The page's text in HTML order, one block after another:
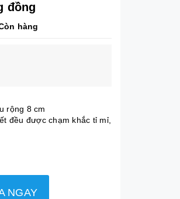
đồng
hàng
rộng 8 cm
đều được chạm khắc tỉ mỉ,
NGAY